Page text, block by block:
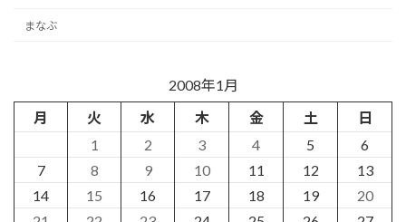
まなぶ
2008年1月
月
火 水 木 金 土
日
1
2 3 4 5
6
7
8 9 10 11 12
13
14
15 16 17 18 19
20